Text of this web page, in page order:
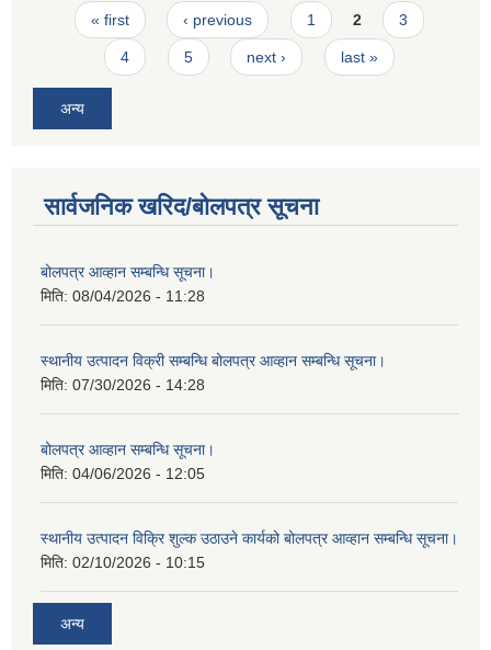
Pages
« first ‹ previous 1 2 3
4 5 next › last »
अन्य
सार्वजनिक खरिद/बोलपत्र सूचना
बोलपत्र आव्हान सम्बन्धि सूचना।
मिति: 08/04/2026 - 11:28
स्थानीय उत्पादन विक्री सम्बन्धि बोलपत्र आव्हान सम्बन्धि सूचना।
मिति: 07/30/2026 - 14:28
बोलपत्र आव्हान सम्बन्धि सूचना।
मिति: 04/06/2026 - 12:05
स्थानीय उत्पादन विक्रि शुल्क उठाउने कार्यको बोलपत्र आव्हान सम्बन्धि सूचना।
मिति: 02/10/2026 - 10:15
अन्य